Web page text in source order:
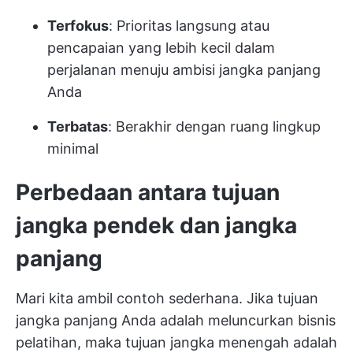
Terfokus: Prioritas langsung atau
pencapaian yang lebih kecil dalam
perjalanan menuju ambisi jangka panjang
Anda
Terbatas: Berakhir dengan ruang lingkup
minimal
Perbedaan antara tujuan
jangka pendek dan jangka
panjang
Mari kita ambil contoh sederhana. Jika tujuan
jangka panjang Anda adalah meluncurkan bisnis
pelatihan, maka tujuan jangka menengah adalah